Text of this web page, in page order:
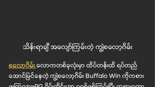
သိန်းရာချီ အလျော်ကြမ်းတဲ့ ကျွဲစလော့ဂိမ်း
စလော့ဂိမ်း လောကတစ်ခုလုံးမှာ ထိပ်တန်းထိ ရပ်တည်
အောင်မြင်နေတဲ့ ကျွဲစလော့ဂိမ်း Buffalo Win ကိုကစား